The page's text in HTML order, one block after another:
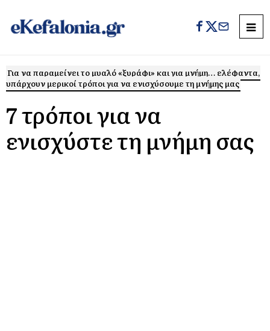
Για να παραμείνει το μυαλό «ξυράφι» και για μνήμη… ελέφαντα,
υπάρχουν μερικοί τρόποι για να ενισχύσουμε τη μνήμης μας
7 τρόποι για να
ενισχύστε τη μνήμη σας